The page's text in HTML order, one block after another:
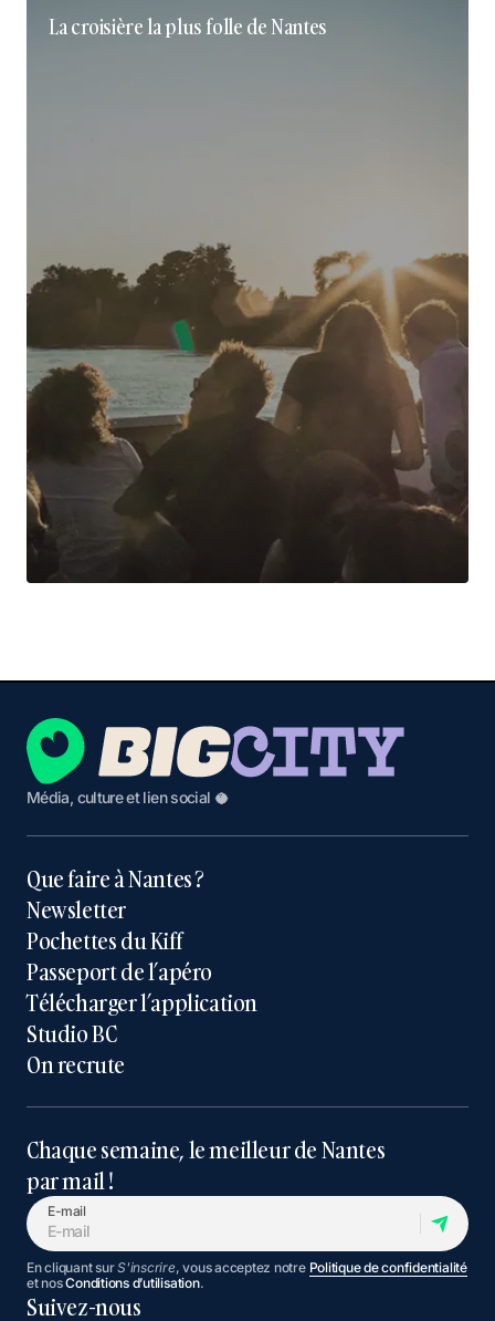
La croisière la plus folle de Nantes
Média, culture et lien social 🥥
Que faire à Nantes ?
Newsletter
Pochettes du Kiff
Passeport de l’apéro
Télécharger l’application
Studio BC
On recrute
Chaque semaine, le meilleur de Nantes
par mail !
E-mail
En cliquant surS'inscrire, vous acceptez notre Politique de confidentialité
et nosConditions d’utilisation.
Suivez-nous